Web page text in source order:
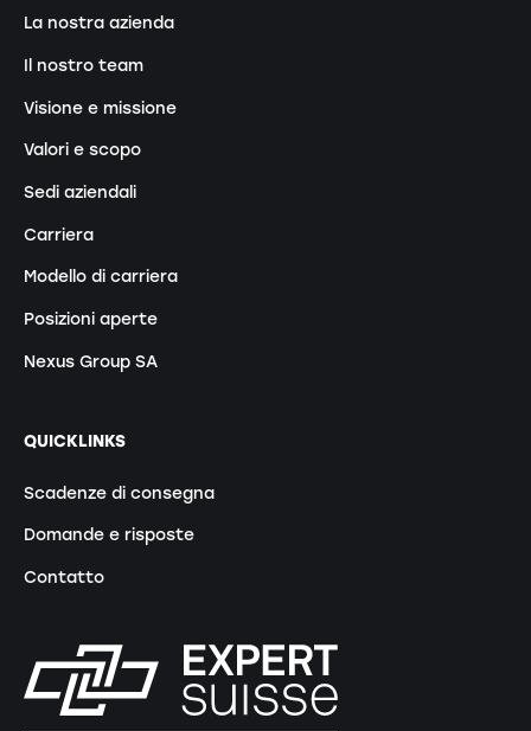
La nostra azienda
Il nostro team
Visione e missione
Valori e scopo
Sedi aziendali
Carriera
Modello di carriera
Posizioni aperte
Nexus Group SA
QUICKLINKS
Scadenze di consegna
Domande e risposte
Contatto